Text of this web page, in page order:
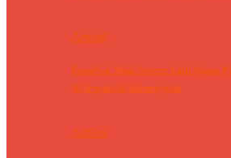
Artikel
FourFeo Mini Soccer Jadi Ajang
Al Irsyad Al Islamiyyah
Artikel